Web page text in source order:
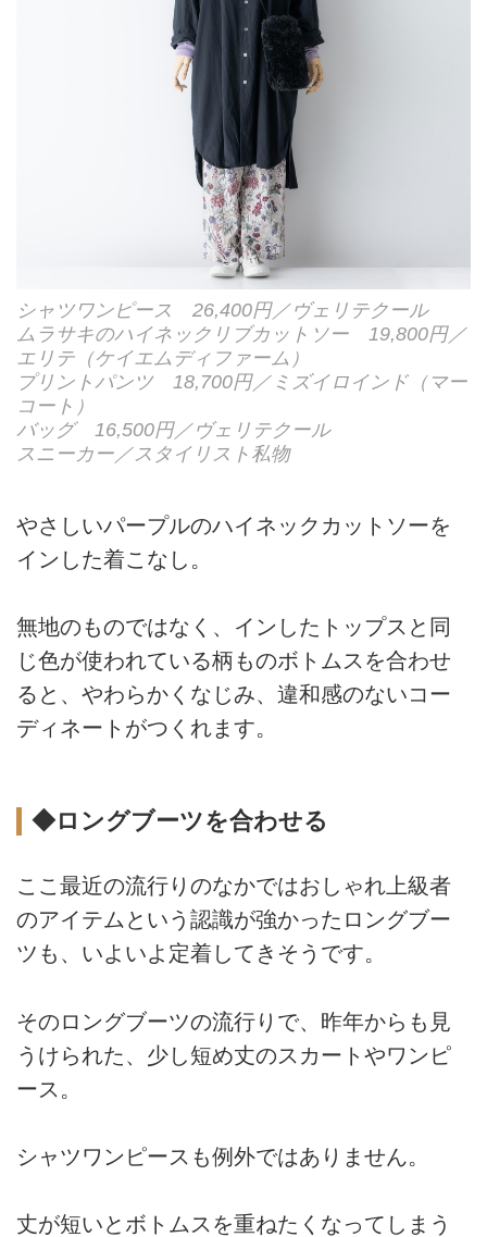
シャツワンピース 26,400円／ヴェリテクール
ムラサキのハイネックリブカットソー 19,800円／
エリテ（ケイエムディファーム）
プリントパンツ 18,700円／ミズイロインド（マー
コート）
バッグ 16,500円／ヴェリテクール
スニーカー／スタイリスト私物
やさしいパープルのハイネックカットソーを
インした着こなし。
無地のものではなく、インしたトップスと同
じ色が使われている柄ものボトムスを合わせ
ると、やわらかくなじみ、違和感のないコー
ディネートがつくれます。
◆ロングブーツを合わせる
ここ最近の流行りのなかではおしゃれ上級者
のアイテムという認識が強かったロングブー
ツも、いよいよ定着してきそうです。
そのロングブーツの流行りで、昨年からも見
うけられた、少し短め丈のスカートやワンピ
ース。
シャツワンピースも例外ではありません。
丈が短いとボトムスを重ねたくなってしまう